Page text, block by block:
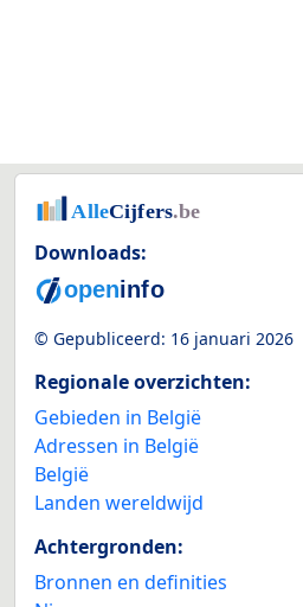
Downloads:
© Gepubliceerd: 16 januari 2026
Regionale overzichten:
Gebieden in België
Adressen in België
België
Landen wereldwijd
Achtergronden:
Bronnen en definities